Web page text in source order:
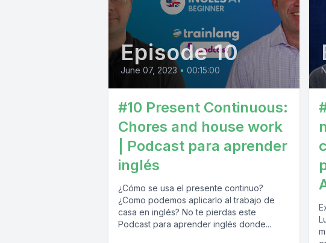
Episode 10
June 07, 2023 • 00:15:00
#10 Present Continuous:
Chores and house work
| Podcast para aprender
inglés
¿Cómo se usa el presente continuo?
¿Como podemos aplicarlo al trabajo de
casa en inglés? No te pierdas este
Podcast para aprender inglés donde...